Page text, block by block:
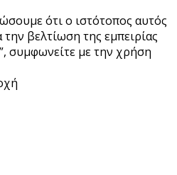
ότι ο ιστότοπος αυτός
βελτίωση της εμπειρίας
συμφωνείτε με την χρήση